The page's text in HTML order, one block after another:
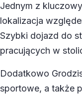
Jednym z
lokalizacja
Szybki dojazd do
pracujących w
Dodatkowo
sportowe, a także